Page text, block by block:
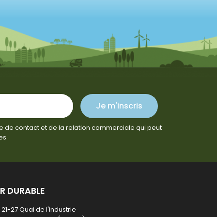
Je m'inscris
de contact et de la relation commerciale qui peut
DURABLE
21-27 Quai de l'industrie